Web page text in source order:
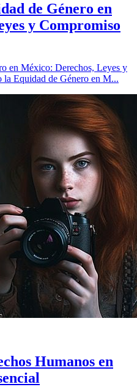
de Género en
y Compromiso
en México: Derechos, Leyes y
Equidad de Género en M...
Humanos en